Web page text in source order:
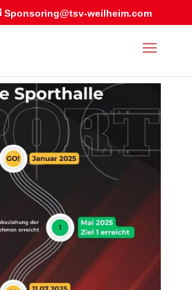
Sponsoring@tsv-weilheim.com